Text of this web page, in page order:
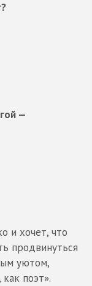
—
и хочет, что
продвинуться
уютом,
поэт».